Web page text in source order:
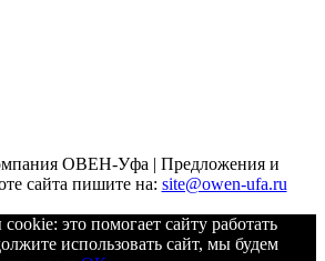
ОВЕН-Уфа | Предложения и
сайта пишите на: site@owen-ufa.ru
это помогает сайту работать
использовать сайт, мы будем